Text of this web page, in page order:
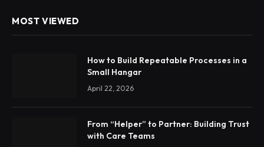
MOST VIEWED
How to Build Repeatable Processes in a
Small Hangar
April 22, 2026
From “Helper” to Partner: Building Trust
with Care Teams